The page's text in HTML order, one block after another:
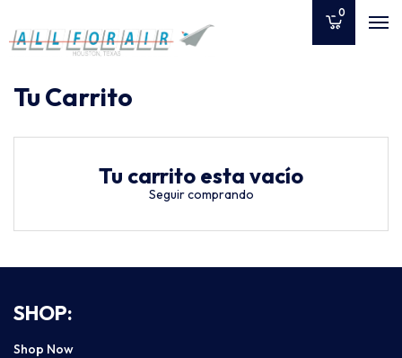
0
Seguir comprando
Tu Carrito
Tu carrito esta vacío
Seguir comprando
SHOP:
Shop Now